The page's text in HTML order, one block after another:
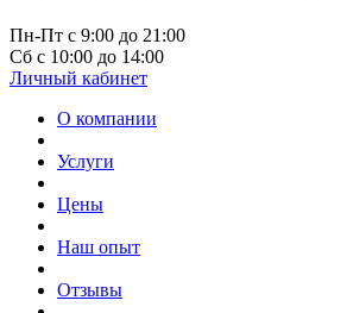
Пн-Пт с 9:00 до 21:00
Сб с 10:00 до 14:00
Личный кабинет
О компании
Услуги
Цены
Наш опыт
Отзывы